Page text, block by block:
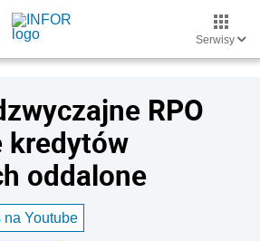
Serwisy
RPO
kredytów
oddalone
na Youtube